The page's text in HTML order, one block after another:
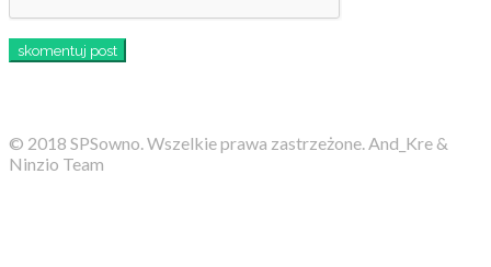
© 2018 SPSowno. Wszelkie prawa zastrzeżone. And_Kre &
Ninzio Team